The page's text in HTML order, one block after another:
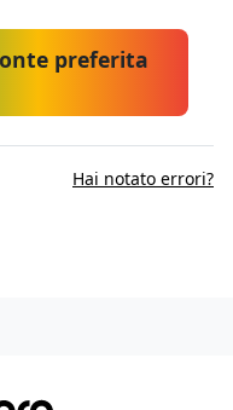
preferita
Hai notato errori?